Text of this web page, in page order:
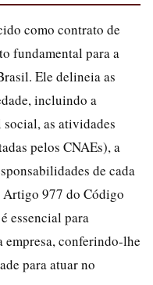
como contrato de
fundamental para a
Ele delineia as
incluindo a
as atividades
pelos CNAEs), a
de cada
Artigo 977 do Código
essencial para
conferindo-lhe
para atuar no